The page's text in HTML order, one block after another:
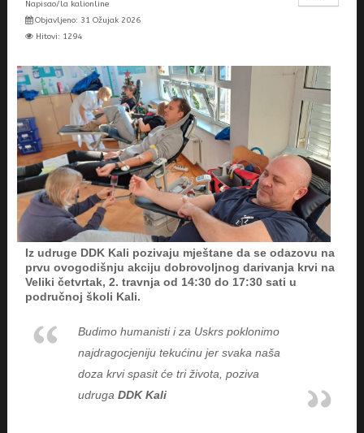
Napisao/la kalionline
Objavljeno: 31 Ožujak 2026
Hitovi: 1294
Iz udruge DDK Kali pozivaju mještane da se odazovu na
prvu ovogodišnju akciju dobrovoljnog darivanja krvi na
Veliki četvrtak, 2. travnja od 14:30 do 17:30 sati u
područnoj školi Kali.
Budimo humanisti i za Uskrs poklonimo
najdragocjeniju tekućinu jer svaka naša
doza krvi spasit će tri života, poziva
udruga DDK Kali